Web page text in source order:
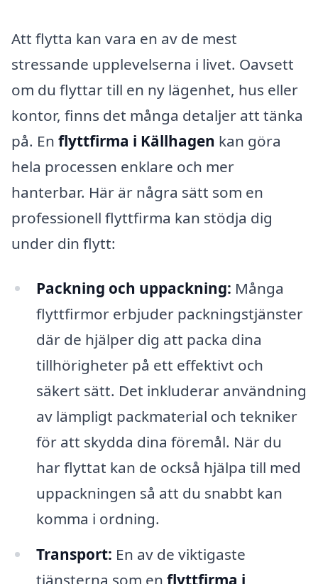
Att flytta kan vara en av de mest
stressande upplevelserna i livet. Oavsett
om du flyttar till en ny lägenhet, hus eller
kontor, finns det många detaljer att tänka
på. En flyttfirma i Källhagen kan göra
hela processen enklare och mer
hanterbar. Här är några sätt som en
professionell flyttfirma kan stödja dig
under din flytt:
Packning och uppackning: Många
flyttfirmor erbjuder packningstjänster
där de hjälper dig att packa dina
tillhörigheter på ett effektivt och
säkert sätt. Det inkluderar användning
av lämpligt packmaterial och tekniker
för att skydda dina föremål. När du
har flyttat kan de också hjälpa till med
uppackningen så att du snabbt kan
komma i ordning.
Transport: En av de viktigaste
tjänsterna som en flyttfirma i